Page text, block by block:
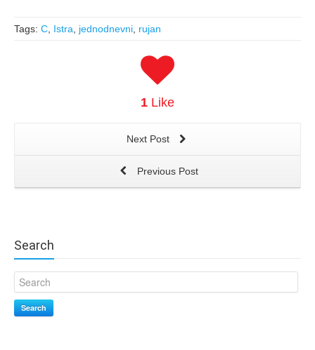
Tags: C, Istra, jednodnevni, rujan
1 Like
Next Post
Previous Post
Search
Search